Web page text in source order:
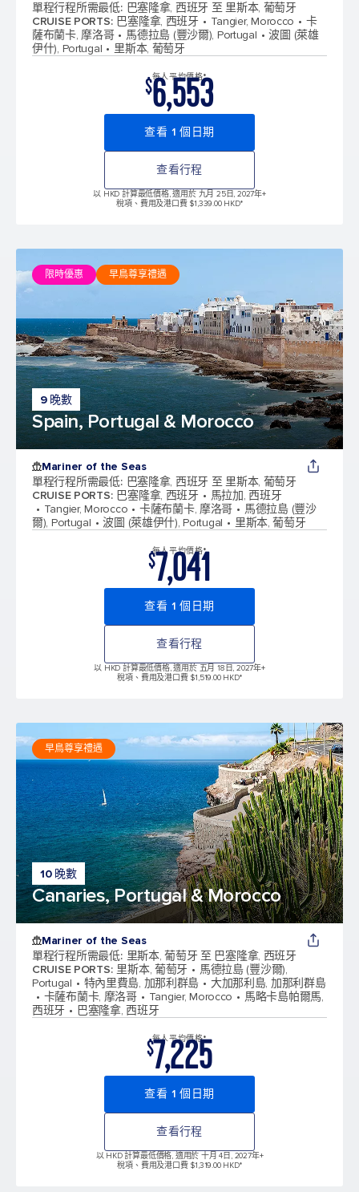
單程行程所需最低: 巴塞隆拿, 西班牙 至 里斯本, 葡萄牙
CRUISE PORTS: 巴塞隆拿, 西班牙 Tangier, Morocco
卡
薩布蘭卡, 摩洛哥
馬德拉島 (豐沙爾), Portugal
波圖 (萊雄
伊什), Portugal
里斯本, 葡萄牙
每人平均價格*
$6,553
查看 1 個日期
查看行程
以 HKD 計算最低價格, 適用於 九月 25日, 2027年+
稅項、費用及港口費 $1,339.00 HKD*
9 晚數
Spain, Portugal & Morocco
限時優惠 早鳥尊享禮遇
Mariner of the Seas
單程行程所需最低: 巴塞隆拿, 西班牙 至 里斯本, 葡萄牙
CRUISE PORTS: 巴塞隆拿, 西班牙
馬拉加, 西班牙
Tangier, Morocco
卡薩布蘭卡, 摩洛哥
馬德拉島 (豐沙
爾), Portugal
波圖 (萊雄伊什), Portugal 里斯本, 葡萄牙
每人平均價格*
$7,041
查看 1 個日期
查看行程
以 HKD 計算最低價格, 適用於 五月 18日, 2027年+
稅項、費用及港口費 $1,519.00 HKD*
10 晚數
Canaries, Portugal & Morocco
早鳥尊享禮遇
Mariner of the Seas
單程行程所需最低: 里斯本, 葡萄牙 至 巴塞隆拿, 西班牙
CRUISE PORTS: 里斯本, 葡萄牙
馬德拉島 (豐沙爾),
Portugal
特內里費島, 加那利群島
大加那利島, 加那利群島
卡薩布蘭卡, 摩洛哥
Tangier, Morocco
馬略卡島帕爾馬,
西班牙
巴塞隆拿, 西班牙
每人平均價格*
$7,225
查看 1 個日期
查看行程
以 HKD 計算最低價格, 適用於 十月 4日, 2027年+
稅項、費用及港口費 $1,319.00 HKD*